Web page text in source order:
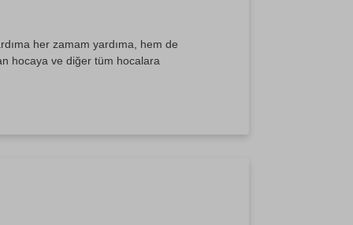
her zamam yardıma, hem de
hocaya ve diğer tüm hocalara